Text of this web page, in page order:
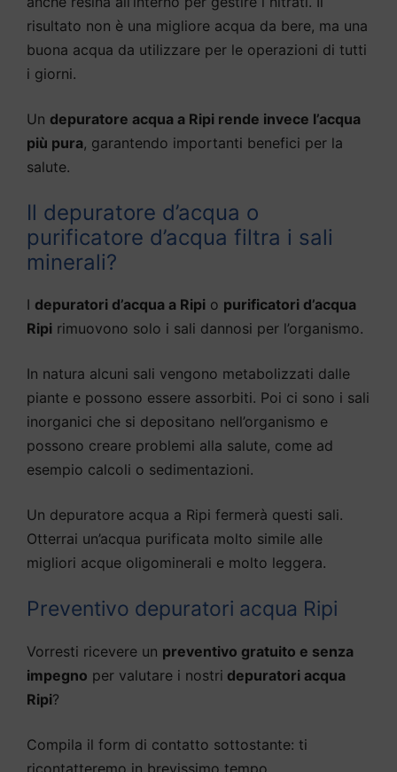
risultato non è una migliore acqua da bere, ma una
buona acqua da utilizzare per le operazioni di tutti
i giorni.
Un depuratore acqua a Ripi rende invece l’acqua
più pura, garantendo importanti benefici per la
salute.
Il depuratore d’acqua o
purificatore d’acqua filtra i sali
minerali?
I depuratori d’acqua a Ripi o purificatori d’acqua
Ripi rimuovono solo i sali dannosi per l’organismo.
In natura alcuni sali vengono metabolizzati dalle
piante e possono essere assorbiti. Poi ci sono i sali
inorganici che si depositano nell’organismo e
possono creare problemi alla salute, come ad
esempio calcoli o sedimentazioni.
Un depuratore acqua a Ripi fermerà questi sali.
Otterrai un’acqua purificata molto simile alle
migliori acque oligominerali e molto leggera.
Preventivo depuratori acqua Ripi
Vorresti ricevere un preventivo gratuito e senza
impegno per valutare i nostri depuratori acqua
Ripi?
Compila il form di contatto sottostante: ti
ricontatteremo in brevissimo tempo.